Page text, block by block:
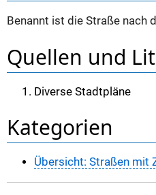
Benannt ist die Straße nach
Quellen und
Diverse Stadtpläne
Kategorien
Übersicht: Straßen mit